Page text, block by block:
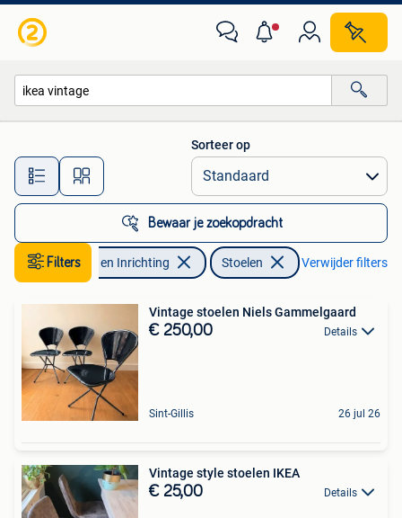
Alle afstanden…
Sorteer op
Bewaar je zoekopdracht
FiltersHuis en Inrichting Stoelen Verwijder filters
Vintage stoelen Niels Gammelgaard
€ 250,00 Details
Sint-Gillis 26 jul 26
Vintage style stoelen IKEA
€ 25,00 Details